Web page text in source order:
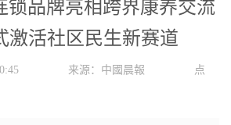
锁品牌亮相跨界康养交流
激活社区民生新赛道
来源：中國晨報
点